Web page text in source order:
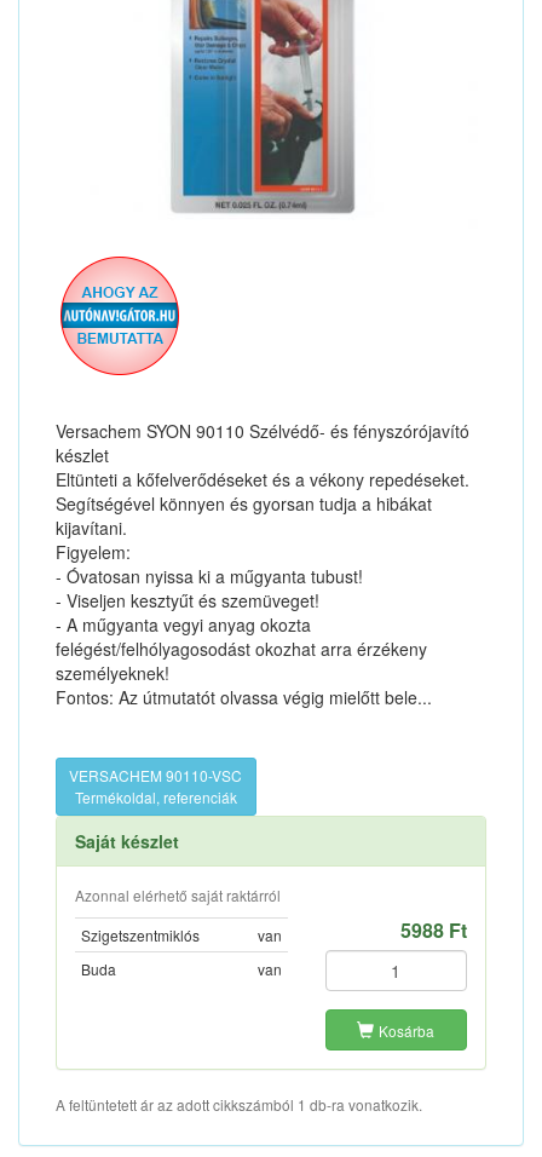
Versachem SYON 90110 Szélvédő- és fényszórójavító
készlet
Eltünteti a kőfelverődéseket és a vékony repedéseket.
Segítségével könnyen és gyorsan tudja a hibákat
kijavítani.
Figyelem:
- Óvatosan nyissa ki a műgyanta tubust!
- Viseljen kesztyűt és szemüveget!
- A műgyanta vegyi anyag okozta
felégést/felhólyagosodást okozhat arra érzékeny
személyeknek!
Fontos: Az útmutatót olvassa végig mielőtt bele...
VERSACHEM 90110-VSC
Termékoldal, referenciák
Saját készlet
Azonnal elérhető saját raktárról
Szigetszentmiklós
van
Buda
van
5988 Ft
Kosárba
A feltüntetett ár az adott cikkszámból 1 db-ra vonatkozik.